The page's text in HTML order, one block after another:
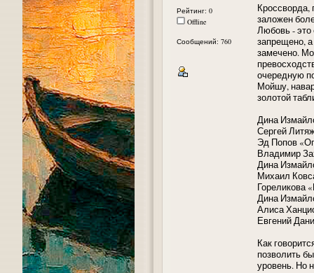
Рейтинг: 0
Offline
Сообщений: 760
Кроссворда,
заложен
Любовь - это
запрещено,
замечено.
очередную
Мойшу,
золотой
Дина
Сергей
Эд Попов
Владимир
Дина
Михаил
Гореликова
Дина
Алиса
Евгений
Как
позволить
уровень. Но